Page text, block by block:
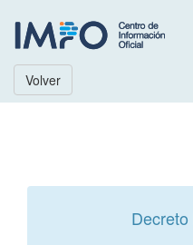
Volver
Decreto